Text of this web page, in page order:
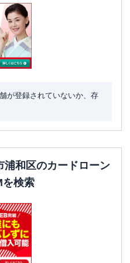
が登録されていないか、存
浦和区のカードローン
を検索